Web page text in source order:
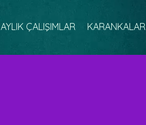
AYLIK ÇALIŞIMLAR KARANKALAR